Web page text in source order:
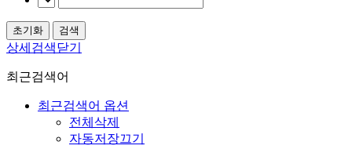
상세검색닫기
최근검색어
최근검색어 옵션
전체삭제
자동저장끄기